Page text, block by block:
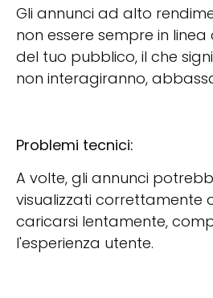
Gli annunci ad alto
non essere sempre in linea
del tuo pubblico, il che
non interagiranno,
Problemi tecnici:
A volte, gli annunci
visualizzati correttamente
caricarsi lentamente,
l'esperienza utente.